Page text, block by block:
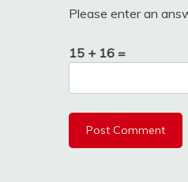
Please enter an
15 + 16 =